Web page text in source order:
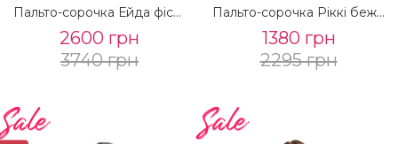
Пальто-сорочка Ейда фісташковий
2600 грн
3740 грн
Пальто-сорочка Ріккі бежевий
1380 грн
2295 грн